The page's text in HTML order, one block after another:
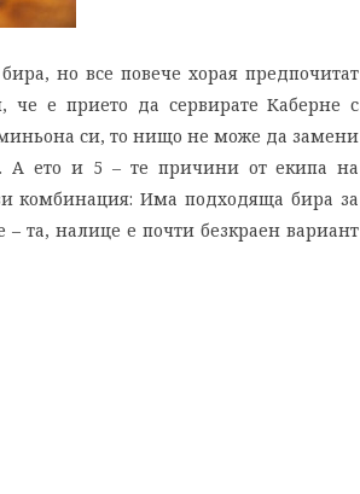
но все повече хорая предпочитат
че е прието да сервирате Каберне с
си, то нищо не може да замени
А ето и 5 – те причини от екипа на
комбинация: Има подходяща бира за
– та, налице е почти безкраен вариант